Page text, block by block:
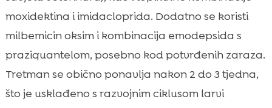
moxidektina i imidacloprida. Dodatno se koristi
milbemicin oksim i kombinacija emodepsida s
praziquantelom, posebno kod potvrđenih zaraza.
Tretman se obično ponavlja nakon 2 do 3 tjedna,
što je usklađeno s razvojnim ciklusom larvi